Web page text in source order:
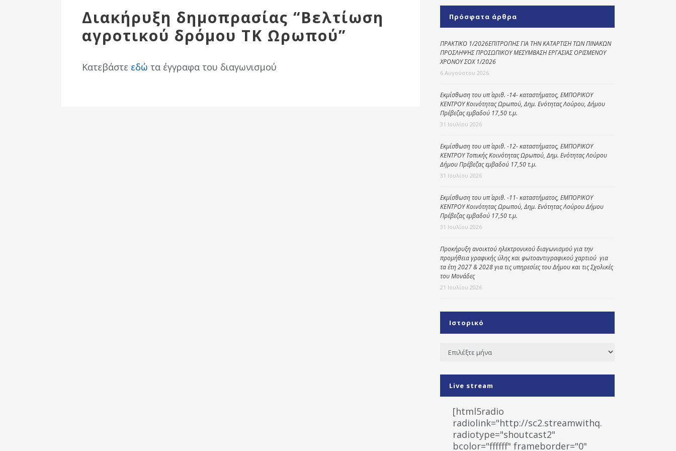
Δημοτικές
Ενότητες
Δημοτική
Κοινωνικό
παντοπωλείο
Kοινωνικό
φαρμακείο
Πρόγραμμα
Κέντρο Ημερήσιας
Φροντίδας
Ηλικιωμένων
(Κ.Η.Φ.Η.) Πρέβεζας
Διακήρυξη δημοπρασίας “Βελτίωση
αγροτικού δρόμου ΤΚ Ωρωπού”
Κατεβάστε εδώ τα έγγραφα του διαγωνισμού
Πρόσφατα άρθρα
ΠΡΑΚΤΙΚΟ 1/2026ΕΠΙΤΡΟΠΗΣ ΓΙΑ ΤΗΝ ΚΑΤΑΡΤΙΣΗ ΤΩΝ ΠΙΝΑΚΩΝ
ΠΡΟΣΛΗΨΗΣ ΠΡΟΣΩΠΙΚΟΥ ΜΕΣΥΜΒΑΣΗ ΕΡΓΑΣΙΑΣ ΟΡΙΣΜΕΝΟΥ
ΧΡΟΝΟΥ ΣΟΧ 1/2026
6 Αυγούστου 2026
Εκμίσθωση του υπ΄ αριθ. -14- καταστήματος, ΕΜΠΟΡΙΚΟΥ
ΚΕΝΤΡΟΥ Κοινότητας Ωρωπού, Δημ. Ενότητας Λούρου, Δήμου
Πρέβεζας εμβαδού 17,50 τ.μ.
31 Ιουλίου 2026
Εκμίσθωση του υπ΄ αριθ. -12- καταστήματος, ΕΜΠΟΡΙΚΟΥ
ΚΕΝΤΡΟΥ Τοπικής Κοινότητας Ωρωπού, Δημ. Ενότητας Λούρου
Δήμου Πρέβεζας εμβαδού 17,50 τ.μ.
31 Ιουλίου 2026
Εκμίσθωση του υπ΄ αριθ. -11- καταστήματος, ΕΜΠΟΡΙΚΟΥ
ΚΕΝΤΡΟΥ Κοινότητας Ωρωπού, Δημ. Ενότητας Λούρου Δήμου
Πρέβεζας εμβαδού 17,50 τ.μ.
31 Ιουλίου 2026
Προκήρυξη ανοικτού ηλεκτρονικού διαγωνισμού για την
προμήθεια γραφικής ύλης και φωτοαντιγραφικού χαρτιού για
τα έτη 2027 & 2028 για τις υπηρεσίες του Δήμου και τις Σχολικές
του Μονάδες
21 Ιουλίου 2026
Ιστορικό
Ιστορικό
Live stream
[html5radio
radiolink="http://sc2.streamwithq.com:8028/
radiotype="shoutcast2"
bcolor="ffffff" frameborder="0"